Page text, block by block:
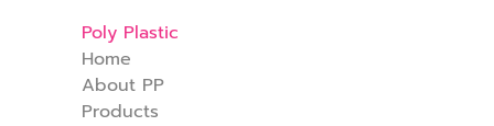
Poly Plastic
Home
About PP
Products